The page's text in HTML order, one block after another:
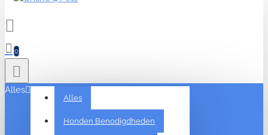
0
Alles
Alles
Honden Benodigdheden